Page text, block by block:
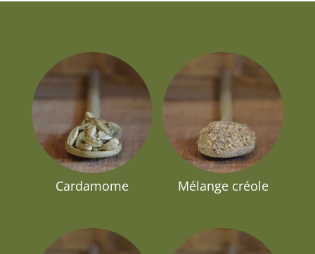
Cardamome Mélange créole